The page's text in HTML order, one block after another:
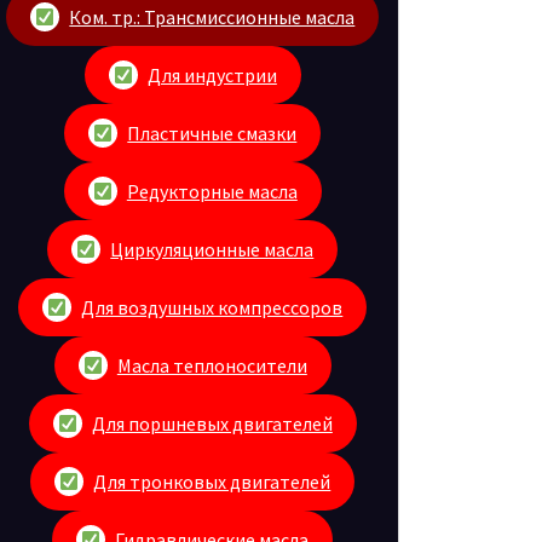
Ком. тр.: Трансмиссионные масла
Для индустрии
Пластичные смазки
Редукторные масла
Циркуляционные масла
Для воздушных компрессоров
Масла теплоносители
Для поршневых двигателей
Для тронковых двигателей